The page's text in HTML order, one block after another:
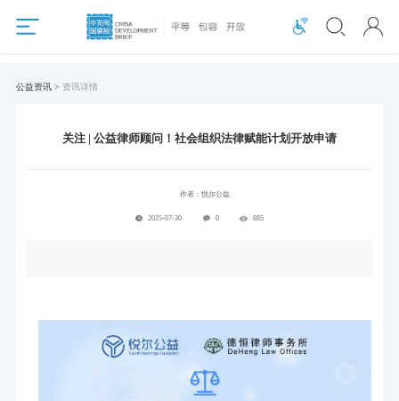
公益资讯 > 资讯详情
关注 | 公益律师顾问！社会组织法律赋能计划开放申请
作者： 悦尔公益
2025-07-30 0 885